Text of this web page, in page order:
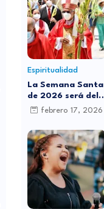
Espiritualidad
La Semana Santa
de 2026 será del
29 de marzo al 5
cambia de fecha
cada año?
febrero 17, 2026